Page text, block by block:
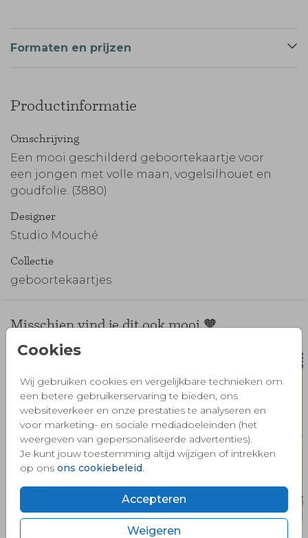
Cookies
Wij gebruiken cookies en vergelijkbare technieken om
een betere gebruikerservaring te bieden, ons
websiteverkeer en onze prestaties te analyseren en
voor marketing- en sociale mediadoeleinden (het
weergeven van gepersonaliseerde advertenties).
Je kunt jouw toestemming altijd wijzigen of intrekken
op ons ons cookiebeleid.
Accepteren
Weigeren
Formaten en prijzen
Productinformatie
Omschrijving
Een mooi geschilderd geboortekaartje voor
een jongen met volle maan, vogelsilhouet en
goudfolie. (3880)
Designer
Studio Mouché
Collectie
geboortekaartjes
Misschien vind je dit ook mooi 🧡